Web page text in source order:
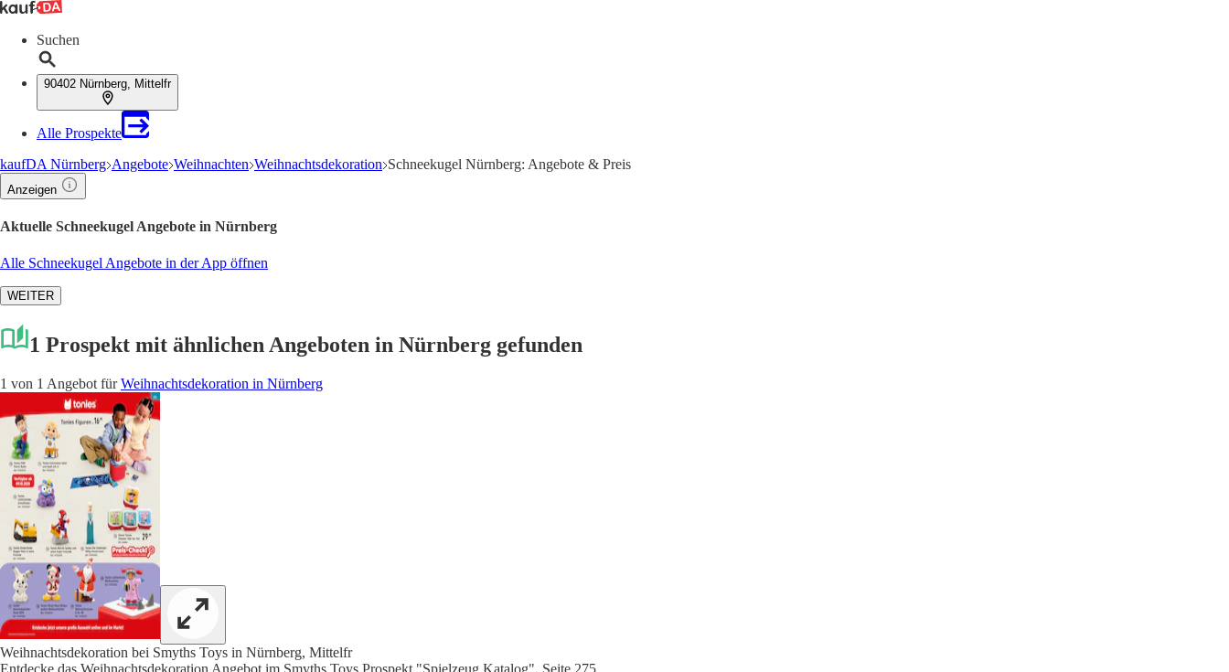
Suchen
90402 Nürnberg, Mittelfr
Alle Prospekte
kaufDA Nürnberg Angebote Weihnachten Weihnachtsdekoration Schneekugel Nürnberg: Angebote & Preis
Anzeigen
Aktuelle Schneekugel Angebote in Nürnberg
Alle Schneekugel Angebote in der App öffnen
WEITER
1 Prospekt mit ähnlichen Angeboten in Nürnberg gefunden
1 von 1 Angebot fürWeihnachtsdekoration in Nürnberg
Weihnachtsdekoration bei Smyths Toys in Nürnberg, Mittelfr